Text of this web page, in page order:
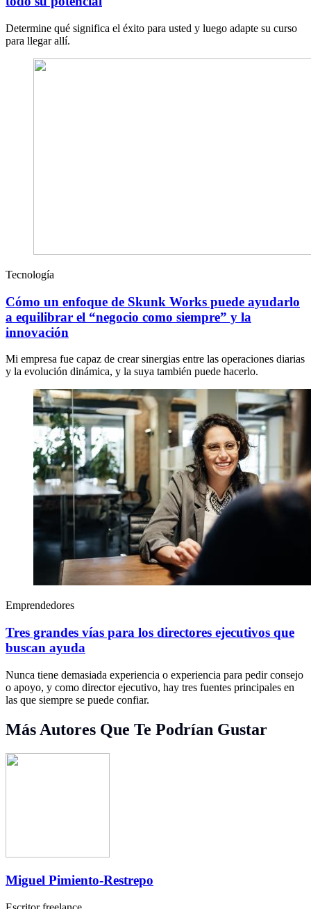
Determine qué significa el éxito para usted y luego adapte su curso
para llegar allí.
Tecnología
Cómo un enfoque de Skunk Works puede ayudarlo
a equilibrar el “negocio como siempre” y la
innovación
Mi empresa fue capaz de crear sinergias entre las operaciones diarias
y la evolución dinámica, y la suya también puede hacerlo.
Emprendedores
Tres grandes vías para los directores ejecutivos que
buscan ayuda
Nunca tiene demasiada experiencia o experiencia para pedir consejo
o apoyo, y como director ejecutivo, hay tres fuentes principales en
las que siempre se puede confiar.
Más Autores Que Te Podrían Gustar
Miguel Pimiento-Restrepo